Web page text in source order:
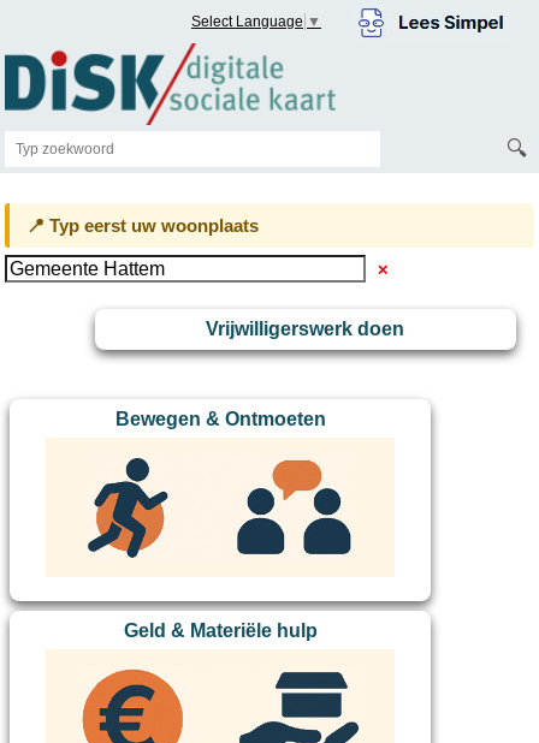
Select Language ▼
🔍
📍 Typ eerst uw woonplaats
✕
Vrijwilligerswerk doen
Bewegen & Ontmoeten
Geld & Materiële hulp